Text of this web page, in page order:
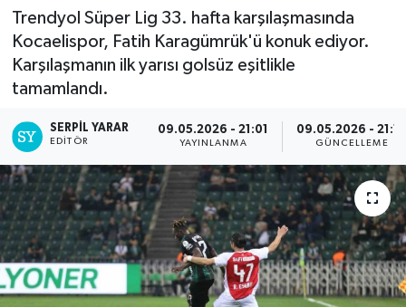
Trendyol Süper Lig 33. hafta karşılaşmasında
Kocaelispor, Fatih Karagümrük'ü konuk ediyor.
Karşılaşmanın ilk yarısı golsüz eşitlikle
tamamlandı.
SERPİL YARAR
EDITÖR
09.05.2026 - 21:01
YAYINLANMA
09.05.2026 -
GÜNCELLEME